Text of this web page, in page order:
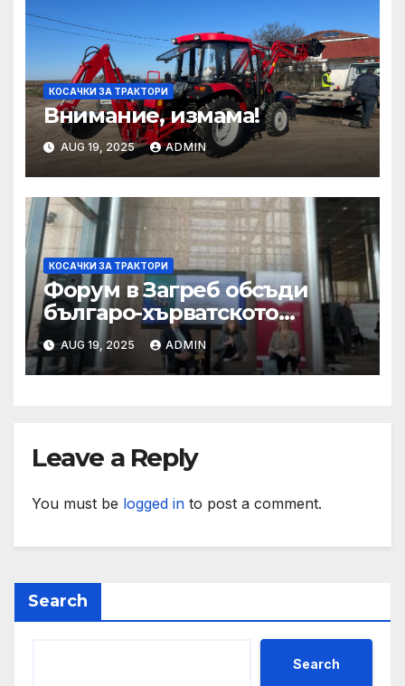
КОСАЧКИ ЗА ТРАКТОРИ
Внимание, измама!
AUG 19, 2025 ADMIN
КОСАЧКИ ЗА ТРАКТОРИ
Форум в Загреб обсъди
българо-хърватското
сътрудничество
AUG 19, 2025 ADMIN
Leave a Reply
You must be logged in to post a comment.
Search
Search